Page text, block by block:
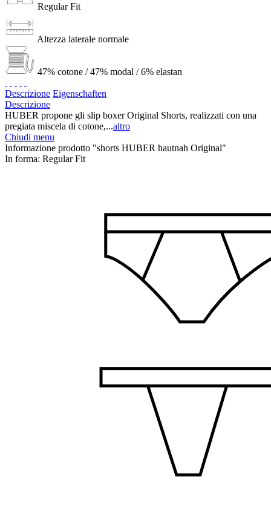
Regular Fit
Altezza laterale normale
47% cotone / 47% modal / 6% elastan
Descrizione Eigenschaften
Descrizione
HUBER propone gli slip boxer Original Shorts, realizzati con una
pregiata miscela di cotone,...altro
Chiudi menu
Informazione prodotto "shorts HUBER hautnah Original"
In forma: Regular Fit